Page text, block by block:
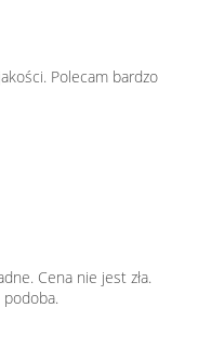
Polecam bardzo
Cena nie jest zła.
podoba.